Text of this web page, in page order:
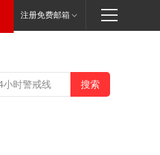
注册免费邮箱